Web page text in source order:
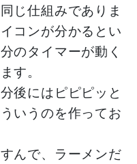
じ仕組みでありま
コンが分かるとい
のタイマーが動く
す。
後にはピピピッと
いうのを作ってお
んで、ラーメンだ